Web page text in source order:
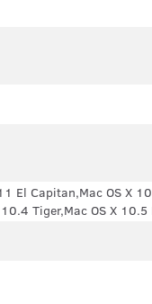
El Capitan,Mac OS X
Tiger,Mac OS X